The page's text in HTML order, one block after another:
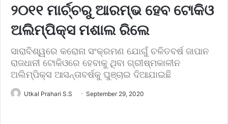
୨୦୧୧ ମାର୍ଚ୍ଚରୁ ଆରମ୍ଭ ହେବ ଟୋକିଓ
ଅଲିମ୍ପିକ୍‍ସ ମଶାଲ ରିଲେ
ସାରାବିଶ୍ୱରେ କରୋନା ସଂକ୍ରମଣ ଯୋଗୁଁ ଚଳିତବର୍ଷ ଜାପାନ
ରାଜଧାନୀ ଟୋକିଓରେ ହେବାକୁ ଥିବା ଗ୍ରୀଷ୍ମକାଳୀନ
ଅଲିମ୍ପିକ୍‍ସ ଆସନ୍ତାବର୍ଷକୁ ଘୁଞ୍ଚାଇ ଦିଆଯାଇଛି
Utkal Prahari S.S September 29, 2020